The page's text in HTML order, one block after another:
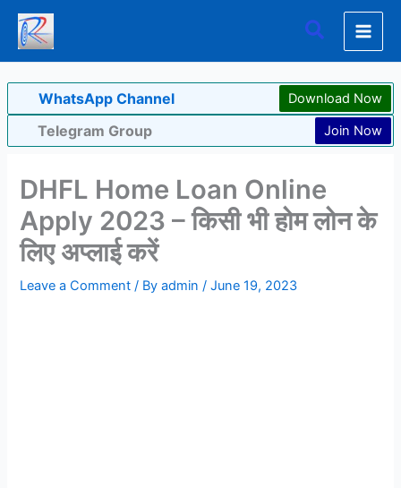
Skip
content
Search
WhatsApp Channel Download Now
Telegram Group Join Now
DHFL Home Loan Online
Apply 2023 – किसी भी होम लोन के
लिए अप्लाई करें
Leave a Comment / Byadmin/June 19, 2023